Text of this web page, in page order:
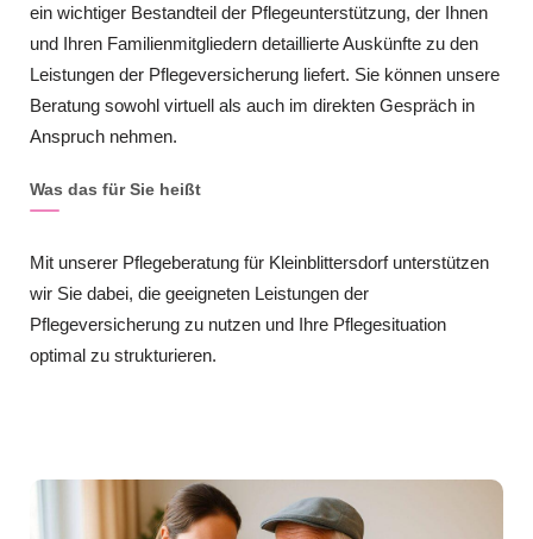
ein wichtiger Bestandteil der Pflegeunterstützung, der Ihnen
und Ihren Familienmitgliedern detaillierte Auskünfte zu den
Leistungen der Pflegeversicherung liefert. Sie können unsere
Beratung sowohl virtuell als auch im direkten Gespräch in
Anspruch nehmen.
Was das für Sie heißt
Mit unserer Pflegeberatung für Kleinblittersdorf unterstützen
wir Sie dabei, die geeigneten Leistungen der
Pflegeversicherung zu nutzen und Ihre Pflegesituation
optimal zu strukturieren.